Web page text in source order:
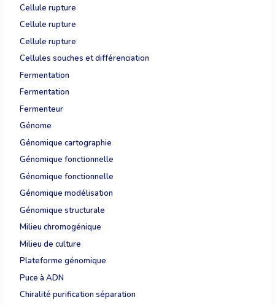
Cellule rupture
Cellule rupture
Cellule rupture
Cellules souches et différenciation
Fermentation
Fermentation
Fermenteur
Génome
Génomique cartographie
Génomique fonctionnelle
Génomique fonctionnelle
Génomique modélisation
Génomique structurale
Milieu chromogénique
Milieu de culture
Plateforme génomique
Puce à ADN
Chiralité purification séparation